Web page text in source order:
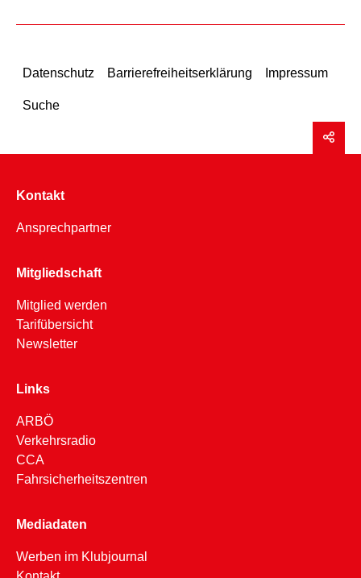
Datenschutz Barrierefreiheitserklärung Impressum
Suche
Kontakt
Ansprechpartner
Mitgliedschaft
Mitglied werden
Tarifübersicht
Newsletter
Links
ARBÖ
Verkehrsradio
CCA
Fahrsicherheitszentren
Mediadaten
Werben im Klubjournal